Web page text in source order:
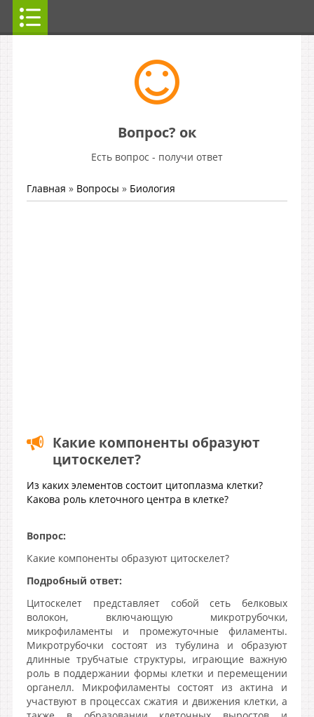
Вопрос? ок
Есть вопрос - получи ответ
Главная » Вопросы » Биология
Какие компоненты образуют
цитоскелет?
Из каких элементов состоит цитоплазма клетки?
Какова роль клеточного центра в клетке?
Вопрос:
Какие компоненты образуют цитоскелет?
Подробный ответ:
Цитоскелет представляет собой сеть белковых
волокон, включающую микротрубочки,
микрофиламенты и промежуточные филаменты.
Микротрубочки состоят из тубулина и образуют
длинные трубчатые структуры, играющие важную
роль в поддержании формы клетки и перемещении
органелл. Микрофиламенты состоят из актина и
участвуют в процессах сжатия и движения клетки, а